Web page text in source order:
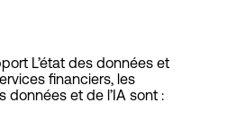
L’état des données et
financiers, les
données et de l’IA sont :